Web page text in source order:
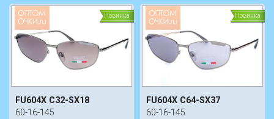
Новинка
FU604X C32-SX18
60-16-145
Новинка
FU604X C64-SX37
60-16-145